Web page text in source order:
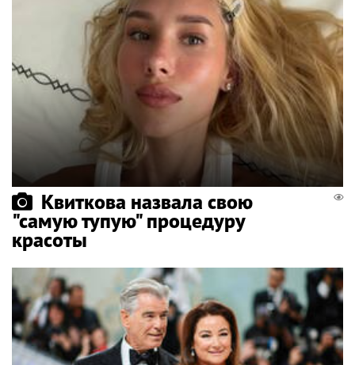
Квиткова назвала свою
"самую тупую" процедуру
красоты